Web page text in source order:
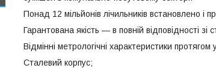
Понад 12 мільйонів лічильників встановлено і
Гарантована якість ― в повній відповідності
Відмінні метрологічні характеристики протягом
Сталевий корпус;